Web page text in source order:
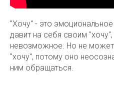
"Хочу" - это
давит на себя своим
невозможное. Но не
"хочу", потому оно
ним обращаться.